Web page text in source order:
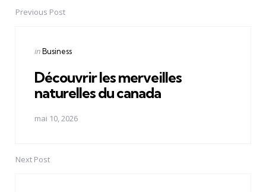
PostPrevious Post
Posted
inBusiness
Découvrir les merveilles
naturelles du canada
mai 10, 2026
Next Post